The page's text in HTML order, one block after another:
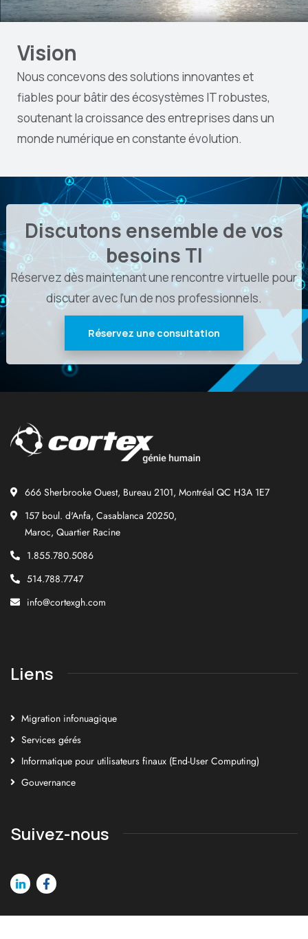
Vision
Nous concevons des solutions innovantes et
fiables pour bâtir des écosystèmes IT robustes,
soutenant la croissance des entreprises dans un
monde numérique en constante évolution.
Discutons ensemble de vos
besoins TI
Réservez dès maintenant une rencontre virtuelle pour
discuter avec l’un de nos professionnels.
Réservez une consultation
666 Sherbrooke Ouest, Bureau 2101, Montréal QC H3A 1E7
157 boul. d'Anfa, Casablanca 20250,
Maroc, Quartier Racine
1.855.780.5086
514.788.7747
info@cortexgh.com
Liens
Migration infonuagique
Services gérés
Informatique pour utilisateurs finaux (End-User Computing)
Gouvernance
Suivez-nous